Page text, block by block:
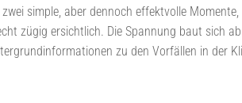
simple, aber dennoch effektvolle
zügig ersichtlich. Die Spannung baut sich
zu den Vorfällen in der